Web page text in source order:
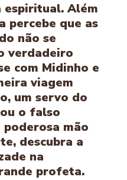
espiritual. Além
percebe que as
não se
verdadeiro
com Midinho e
viagem
um servo do
o falso
mão
descubra a
na
profeta.